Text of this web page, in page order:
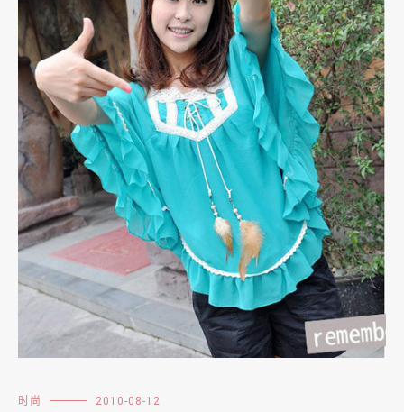
时尚 2010-08-12